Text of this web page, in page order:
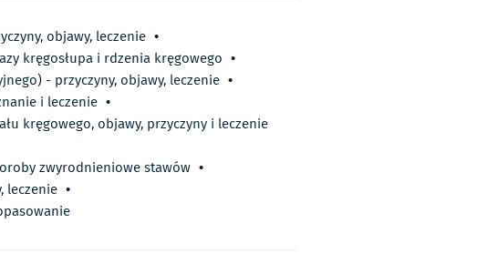
objawy, leczenie •
kręgosłupa i rdzenia kręgowego •
- przyczyny, objawy, leczenie •
i leczenie •
kręgowego, objawy, przyczyny i leczenie
zwyrodnieniowe stawów •
leczenie •